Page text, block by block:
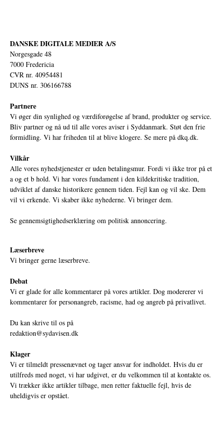
DANSKE DIGITALE MEDIER A/S
Norgesgade 48
7000 Fredericia
CVR nr. 40954481
DUNS nr. 306166788
Partnere
Vi øger din synlighed og værdiforøgelse af brand, produkter og service.
Bliv partner og nå ud til alle vores aviser i Syddanmark. Støt den frie
formidling. Vi har friheden til at blive klogere. Se mere på dkq.dk.
Vilkår
Alle vores nyhedstjenester er uden betalingsmur. Fordi vi ikke tror på et
a og et b hold. Vi har vores fundament i den kildekritiske tradition,
udviklet af danske historikere gennem tiden. Fejl kan og vil ske. Dem
vil vi erkende. Vi skaber ikke nyhederne. Vi bringer dem.
Se gennemsigtighedserklæring om politisk annoncering.
Læserbreve
Vi bringer gerne læserbreve.
Debat
Vi er glade for alle kommentarer på vores artikler. Dog modererer vi
kommentarer for personangreb, racisme, had og angreb på privatlivet.
Du kan skrive til os på
redaktion@sydavisen.dk
Klager
Vi er tilmeldt pressenævnet og tager ansvar for indholdet. Hvis du er
utilfreds med noget, vi har udgivet, er du velkommen til at kontakte os.
Vi trækker ikke artikler tilbage, men retter faktuelle fejl, hvis de
uheldigvis er opstået.